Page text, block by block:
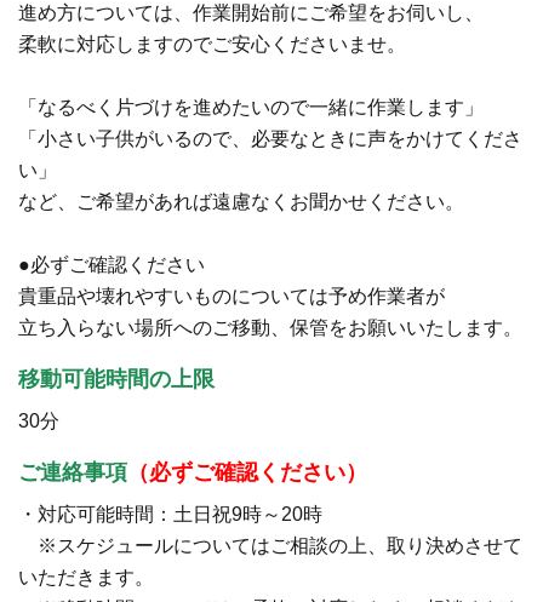
進め方については、作業開始前にご希望をお伺いし、
柔軟に対応しますのでご安心くださいませ。
「なるべく片づけを進めたいので一緒に作業します」
「小さい子供がいるので、必要なときに声をかけてくださ
い」
など、ご希望があれば遠慮なくお聞かせください。
●必ずご確認ください
貴重品や壊れやすいものについては予め作業者が
立ち入らない場所へのご移動、保管をお願いいたします。
移動可能時間の上限
30分
ご連絡事項 （必ずご確認ください）
・対応可能時間：土日祝9時～20時
※スケジュールについてはご相談の上、取り決めさせて
いただきます。